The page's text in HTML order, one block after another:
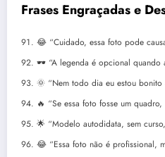
Frases Engraçadas e
😂 “Cuidado, essa foto pode
🕶️ “A legenda é opcional quando
🌞 “Nem todo dia eu estou bonito
🔥 “Se essa foto fosse um
🌟 “Modelo autodidata, sem
😂 “Essa foto não é profissional,